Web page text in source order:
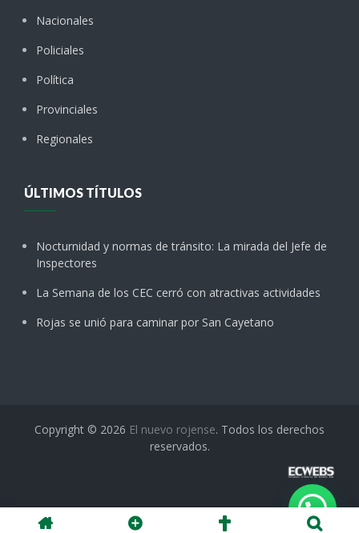
Nacionales
Policiales
Política
Provinciales
Regionales
ÚLTIMOS TÍTULOS
Nocturnidad y normas de tránsito: La mirada del Jefe de
Inspectores
La Semana de los CEC cerró con atractivas actividades
Rojas se unió para caminar por San Cayetano
Copyright © 2026 El nuevo rojense. Todos los derechos
reservados.